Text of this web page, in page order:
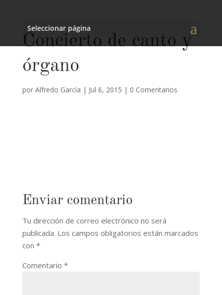
Seleccionar página
Concierto de canto y
órgano
por Alfredo García | Jul 6, 2015 | 0 Comentarios
Enviar comentario
Tu dirección de correo electrónico no será
publicada. Los campos obligatorios están marcados
con *
Comentario *